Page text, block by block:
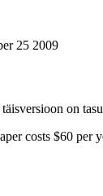
25 2009
on
costs $60 per